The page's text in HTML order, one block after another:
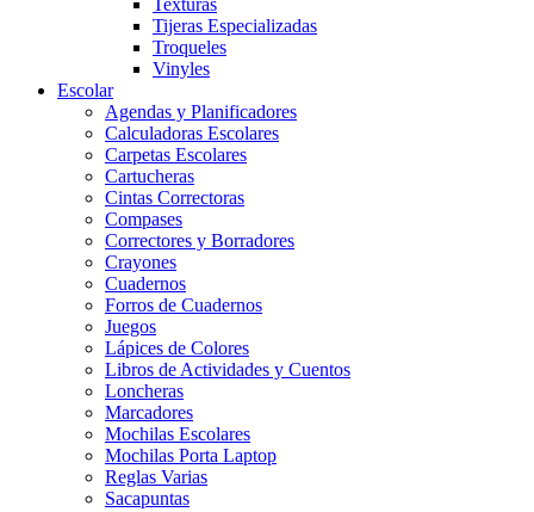
Texturas
Tijeras Especializadas
Troqueles
Vinyles
Escolar
Agendas y Planificadores
Calculadoras Escolares
Carpetas Escolares
Cartucheras
Cintas Correctoras
Compases
Correctores y Borradores
Crayones
Cuadernos
Forros de Cuadernos
Juegos
Lápices de Colores
Libros de Actividades y Cuentos
Loncheras
Marcadores
Mochilas Escolares
Mochilas Porta Laptop
Reglas Varias
Sacapuntas